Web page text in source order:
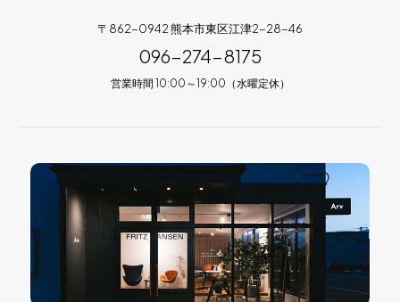
〒862-0942 熊本市東区江津2-28-46
096-274-8175
営業時間 10:00～19:00（水曜定休）